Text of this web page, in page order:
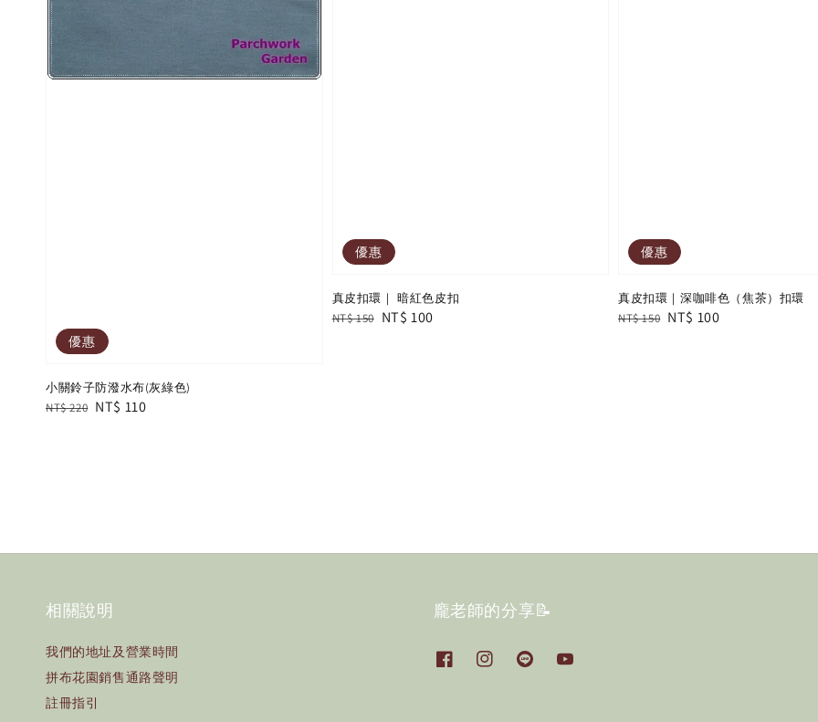
優惠
小關鈴子防潑水布(灰綠色)
Regular
NT$ 220 Sale
NT$ 110
優惠
真皮扣環｜ 暗紅色皮扣
Regular
NT$ 150 Sale
NT$ 100
優惠
真皮扣環｜深咖啡色（焦茶）扣環
Regular
NT$ 150 Sale
NT$ 100
相關說明
我們的地址及營業時間
拼布花園銷售通路聲明
註冊指引
龐老師的分享📝